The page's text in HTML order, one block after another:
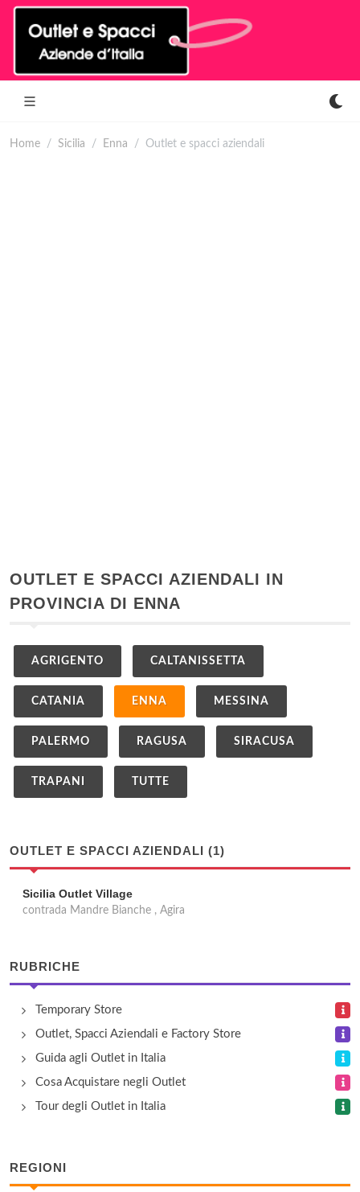
Home Sicilia Enna Outlet e spacci aziendali
OUTLET E SPACCI AZIENDALI IN
PROVINCIA DI ENNA
AGRIGENTO CALTANISSETTA
CATANIA ENNA MESSINA
PALERMO RAGUSA SIRACUSA
TRAPANI TUTTE
OUTLET E SPACCI AZIENDALI (1)
Sicilia Outlet Village
contrada Mandre Bianche , Agira
RUBRICHE
Temporary Store
Outlet, Spacci Aziendali e Factory Store
Guida agli Outlet in Italia
Cosa Acquistare negli Outlet
Tour degli Outlet in Italia
REGIONI